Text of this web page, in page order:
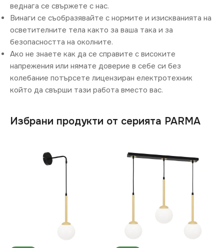
веднага се свържете с нас.
Винаги се съобразявайте с нормите и изискванията на
осветителните тела както за ваша така и за
безопасността на околните.
Ако не знаете как да се справите с високите
напрежения или нямате доверие в себе си без
колебание потърсете лицензиран електротехник
който да свърши тази работа вместо вас.
Избрани продукти от серията PARMA